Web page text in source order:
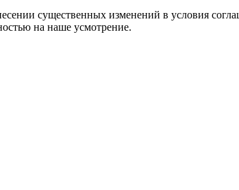
существенных изменений в условия
на наше усмотрение.